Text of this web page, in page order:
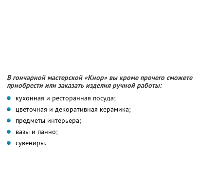
В гончарной мастерской «Кнор» вы кроме прочего сможете
приобрести или заказать изделия ручной работы:
кухонная и ресторанная посуда;
цветочная и декоративная керамика;
предметы интерьера;
вазы и панно;
сувениры.